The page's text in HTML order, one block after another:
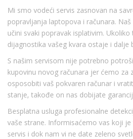
Mi smo vodeći servis zasnovan na
popravljanja laptopova i računara.
učini svaki popravak isplativim.
dijagnostika vašeg kvara ostaje i dalje
S našim servisom nije potrebno
kupovinu novog računara jer ćemo za
osposobiti vaš pokvaren računar i
stanje, takođe on nas dobijate
Besplatna usluga profesionalne
vaše strane. Informisaćemo vas koji
servis i dok nam vi ne date zeleno